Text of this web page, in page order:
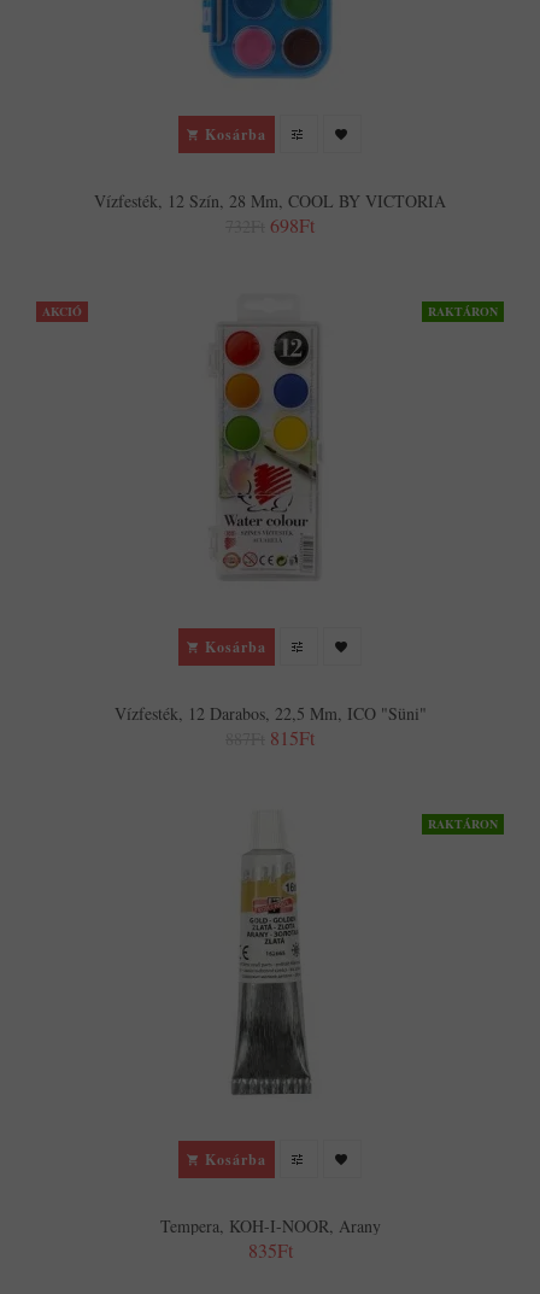
Kosárba
Vízfesték, 12 Szín, 28 Mm, COOL BY VICTORIA
698Ft
AKCIÓ RAKTÁRON
Kosárba
Vízfesték, 12 Darabos, 22,5 Mm, ICO "Süni"
815Ft
RAKTÁRON
Kosárba
Tempera, KOH-I-NOOR, Arany
835Ft